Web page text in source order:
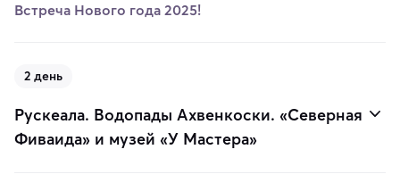
Встреча Нового года 2025!
2 день
Рускеала. Водопады Ахвенкоски. «Северная
Фиваида» и музей «У Мастера»